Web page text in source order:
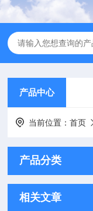
产品中心
当前位置：首页
产品分类
相关文章